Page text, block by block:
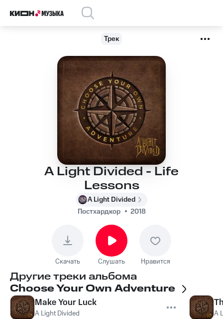
Трек
A Light Divided - Life
Lessons
A Light Divided
Постхардкор
2018
Скачать Слушать Нравится
Другие треки альбома
Choose Your Own Adventure
Make Your Luck
A Light Divided A